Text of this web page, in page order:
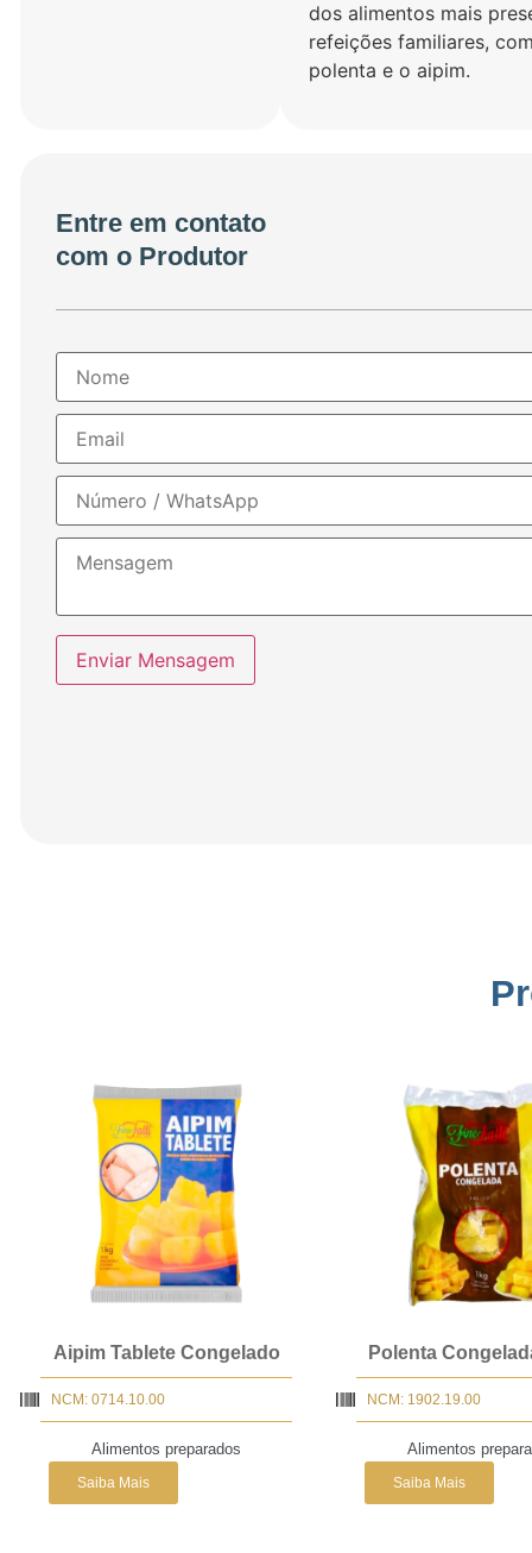
dos alimentos mais
refeições familiares,
polenta e o aipim.
Entre em contato
com o Produtor
Enviar Mensagem
Aipim Tablete Congelado
NCM: 0714.10.00
Alimentos preparados
Saiba Mais
Polenta
NCM: 1902.19.00
Alimentos
Saiba Mais